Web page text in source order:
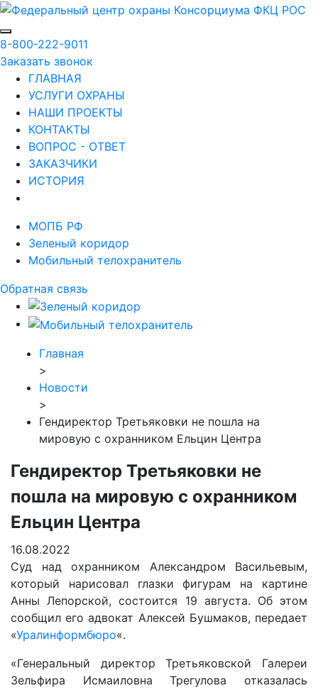
8-800-222-9011
Заказать звонок
ГЛАВНАЯ
УСЛУГИ ОХРАНЫ
НАШИ ПРОЕКТЫ
КОНТАКТЫ
ВОПРОС - ОТВЕТ
ЗАКАЗЧИКИ
ИСТОРИЯ
МОПБ РФ
Зеленый коридор
Мобильный телохранитель
Обратная связь
Главная
>
Новости
>
Гендиректор Третьяковки не пошла на
мировую с охранником Ельцин Центра
Гендиректор Третьяковки не
пошла на мировую с охранником
Ельцин Центра
16.08.2022
Суд над охранником Александром Васильевым,
который нарисовал глазки фигурам на картине
Анны Лепорской, состоится 19 августа. Об этом
сообщил его адвокат Алексей Бушмаков, передает
«Уралинформбюро«.
«Генеральный директор Третьяковской Галереи
Зельфира Исмаиловна Трегулова отказалась